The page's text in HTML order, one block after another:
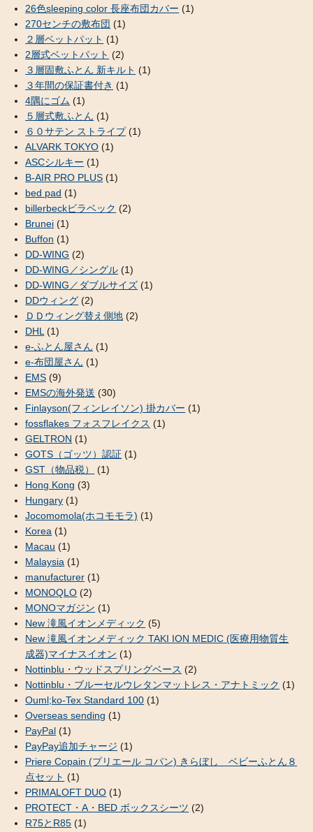
26色sleeping color 長座布団カバー (1)
270センチの敷布団 (1)
２層ベットパット (1)
2層式ベットパット (2)
３層固敷ふとん 新キルト (1)
３年間の保証書付き (1)
4隅にゴム (1)
５層式敷ふとん (1)
６０サテン ストライプ(1)
ALVARK TOKYO (1)
ASCシルキー (1)
B-AIR PRO PLUS (1)
bed pad (1)
billerbeckビラベック (2)
Brunei (1)
Buffon (1)
DD-WING (2)
DD-WING／シングル (1)
DD-WING／ダブルサイズ (1)
DDウィング (2)
ＤＤウィング替え側地 (2)
DHL(1)
e-ふとん屋さん (1)
e-布団屋さん (1)
EMS (9)
EMSの海外発送 (30)
Finlayson(フィンレイソン) 掛カバー (1)
fossflakes フォスフレイクス (1)
GELTRON (1)
GOTS（ゴッツ）認証 (1)
GST（物品税）
(1)
Hong Kong (3)
Hungary (1)
Jocomomola(ホコモモラ) (1)
Korea (1)
Macau (1)
Malaysia (1)
manufacturer (1)
MONOQLO (2)
MONOマガジン (1)
New 滝風イオンメディック (5)
New 滝風イオンメディック TAKI ION MEDIC (医療用物質生
成器)マイナスイオン (1)
Nottinblu・ウッドスプリングベース (2)
Nottinblu・ブルーセルウレタンマットレス・アナトミック (1)
Ouml;ko-Tex Standard 100 (1)
Overseas sending (1)
PayPal (1)
PayPay追加チャージ (1)
Priere Copain (プリエール コパン) きらぼし ベビーふとん８
点セット (1)
PRIMALOFT DUO (1)
PROTECT・A・BED ボックスシーツ (2)
R75とR85 (1)